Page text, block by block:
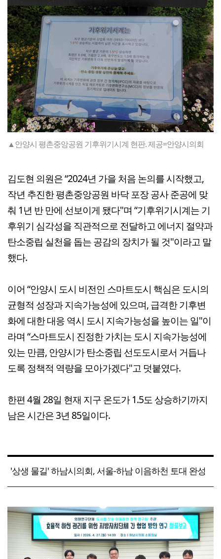
▲안양시 평촌중앙공원 기후위기시계 현판. 제공=안양시의회
김도현 의원은 “2024년 가을 처음 논의를 시작했고,
작년 추진한 평촌중앙공원 바닥 포장 공사 준공에 맞
춰 1년 반 만에 선보이게 됐다"며 “기후위기시계는 기
후위기 심각성을 직관적으로 전달하고 에너지 절약과
탄소중립 실천을 돕는 공감의 장치가 될 것"이라고 말
했다.
이어 “안양시 도시 비전인 스마트도시 핵심은 도시의
균형적 성장과 지속가능성에 있으며, 급격한 기후변
화에 대한 대응 역시 도시 지속가능성을 높이는 일"이
라며 “스마트도시 진정한 가치는 도시 지속가능성에
있는 만큼, 안양시가 탄소중립 선도도시로서 거듭나
도록 정책적 역량을 모아가겠다"고 덧붙였다.
한편 4월 28일 현재 지구 온도가 1.5도 상승하기까지
남은 시간은 3년 85일이다.
'상생 물길' 하남시의회, 서울-하남 이음하천 토대 완성